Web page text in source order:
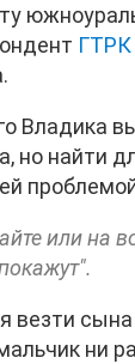
Владика
но найти
или на
везти
ни